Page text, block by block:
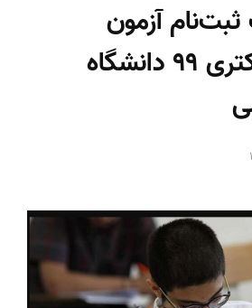
آزمون
اختصاصی دکتری ۹۹ دانشگاه